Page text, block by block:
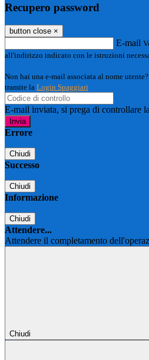
Recupero password
button close ×
E-mail
all'indirizzo indicato con le istruzioni
Non hai una e-mail associata al nome
tramite la Login Spaggiari
E-mail inviata, si prega di controllare
Errore
Chiudi
Successo
Chiudi
Informazione
Chiudi
Attendere...
Attendere il completamento
Chiudi